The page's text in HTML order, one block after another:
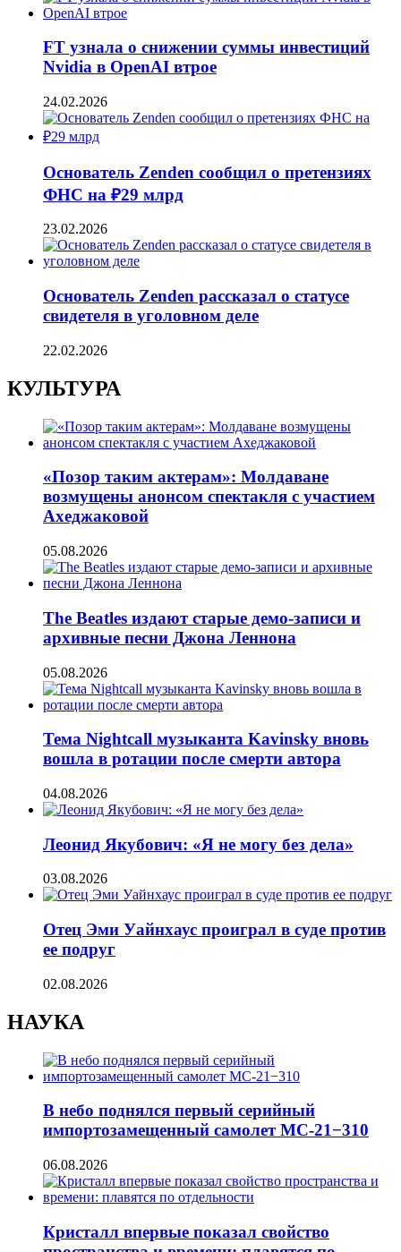
FT узнала о снижении суммы инвестиций
Nvidia в OpenAI втрое
24.02.2026
Основатель Zenden сообщил о претензиях
ФНС на ₽29 млрд
23.02.2026
Основатель Zenden рассказал о статусе
свидетеля в уголовном деле
22.02.2026
КУЛЬТУРА
«Позор таким актерам»: Молдаване
возмущены анонсом спектакля с участием
Ахеджаковой
05.08.2026
The Beatles издают старые демо-записи и
архивные песни Джона Леннона
05.08.2026
Тема Nightcall музыканта Kavinsky вновь
вошла в ротации после смерти автора
04.08.2026
Леонид Якубович: «Я не могу без дела»
03.08.2026
Отец Эми Уайнхаус проиграл в суде против
ее подруг
02.08.2026
НАУКА
В небо поднялся первый серийный
импортозамещенный самолет МС-21−310
06.08.2026
Кристалл впервые показал свойство